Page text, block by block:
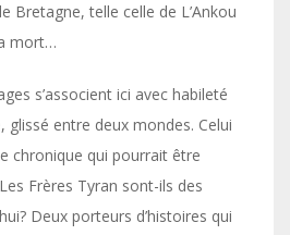
Bretagne, telle celle de L’Ankou
mort…
s’associent ici avec habileté
glissé entre deux mondes. Celui
chronique qui pourrait être
Frères Tyran sont-ils des
Deux porteurs d’histoires qui